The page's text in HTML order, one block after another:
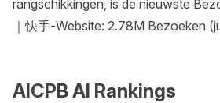
rangschikkingen, is de nieuwste
｜快手-Website: 2.78M Bezoeken
AICPB AI Rankings